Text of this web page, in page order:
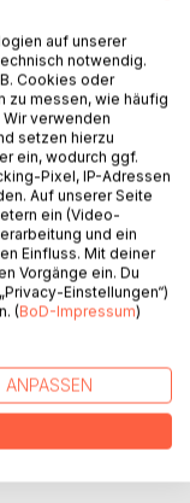
establish
the limits of
clear
this book is
who wants to
concepts such as
Kleene's
are
with
and
intuition is
solutions
as a companion
auf unserer
notwendig.
Cookies oder
zu messen, wie häufig
verwenden
setzen hierzu
ein, wodurch ggf.
Pixel, IP-Adressen
Auf unserer Seite
ein (Video-
und ein
Einfluss. Mit deiner
Vorgänge ein. Du
Einstellungen“)
(BoD-Impressum)
ANPASSEN